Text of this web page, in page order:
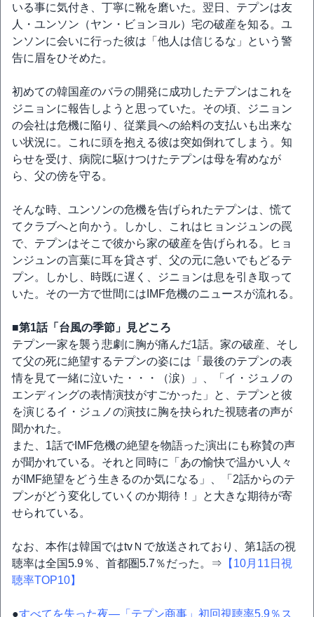
いる事に気付き、丁寧に靴を磨いた。翌日、テプンは友
人・ユンソン（ヤン・ビョンヨル）宅の破産を知る。ユ
ンソンに会いに行った彼は「他人は信じるな」という警
告に眉をひそめた。
初めての韓国産のバラの開発に成功したテプンはこれを
ジニョンに報告しようと思っていた。その頃、ジニョン
の会社は危機に陥り、従業員への給料の支払いも出来な
い状況に。これに頭を抱える彼は突如倒れてしまう。知
らせを受け、病院に駆けつけたテプンは母を宥めなが
ら、父の傍を守る。
そんな時、ユンソンの危機を告げられたテプンは、慌て
てクラブへと向かう。しかし、これはヒョンジュンの罠
で、テプンはそこで彼から家の破産を告げられる。ヒョ
ンジュンの言葉に耳を貸さず、父の元に急いでもどるテ
プン。しかし、時既に遅く、ジニョンは息を引き取って
いた。その一方で世間にはIMF危機のニュースが流れる。
■第1話「台風の季節」見どころ
テプン一家を襲う悲劇に胸が痛んだ1話。家の破産、そし
て父の死に絶望するテプンの姿には「最後のテプンの表
情を見て一緒に泣いた・・・（涙）」、「イ・ジュノの
エンディングの表情演技がすごかった」と、テプンと彼
を演じるイ・ジュノの演技に胸を抉られた視聴者の声が
聞かれた。
また、1話でIMF危機の絶望を物語った演出にも称賛の声
が聞かれている。それと同時に「あの愉快で温かい人々
がIMF絶望をどう生きるのか気になる」、「2話からのテ
プンがどう変化していくのか期待！」と大きな期待が寄
せられている。
なお、本作は韓国ではtvＮで放送されており、第1話の視
聴率は全国5.9％、首都圏5.7％だった。⇒ 【10月11日視
聴率TOP10】
●すべてを失った夜―「テプン商事」初回視聴率5.9％ス